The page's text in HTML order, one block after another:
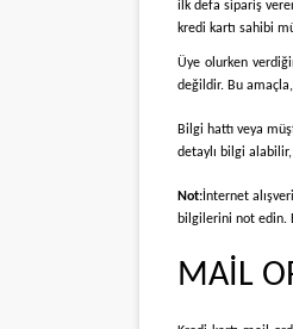
ilk defa sipariş
kredi kartı sahibi
Üye olurken
değildir. Bu
Bilgi hattı veya
detaylı bilgi
Not: İnternet
bilgilerini not edin.
MAİL